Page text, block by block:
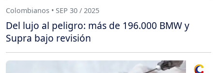
Colombianos • SEP 30 / 2025
Del lujo al peligro: más de 196.000 BMW y
Supra bajo revisión